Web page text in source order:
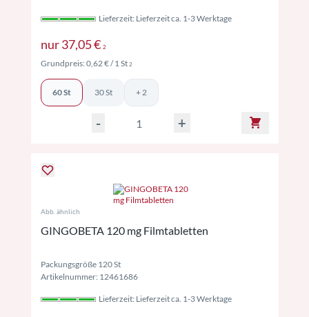
Lieferzeit: Lieferzeit ca. 1-3 Werktage
nur37,05 € 2Preise inkl. MwSt. ggf. zzgl. Versand
Grundpreis:0,62 €/ 1 St 2Preise inkl. MwSt. ggf. zzgl. Versand
60 St 30 St + 2
- +
Abb. ähnlich
GINGOBETA 120 mg Filmtabletten
Packungsgröße 120 St
Artikelnummer: 12461686
Lieferzeit: Lieferzeit ca. 1-3 Werktage